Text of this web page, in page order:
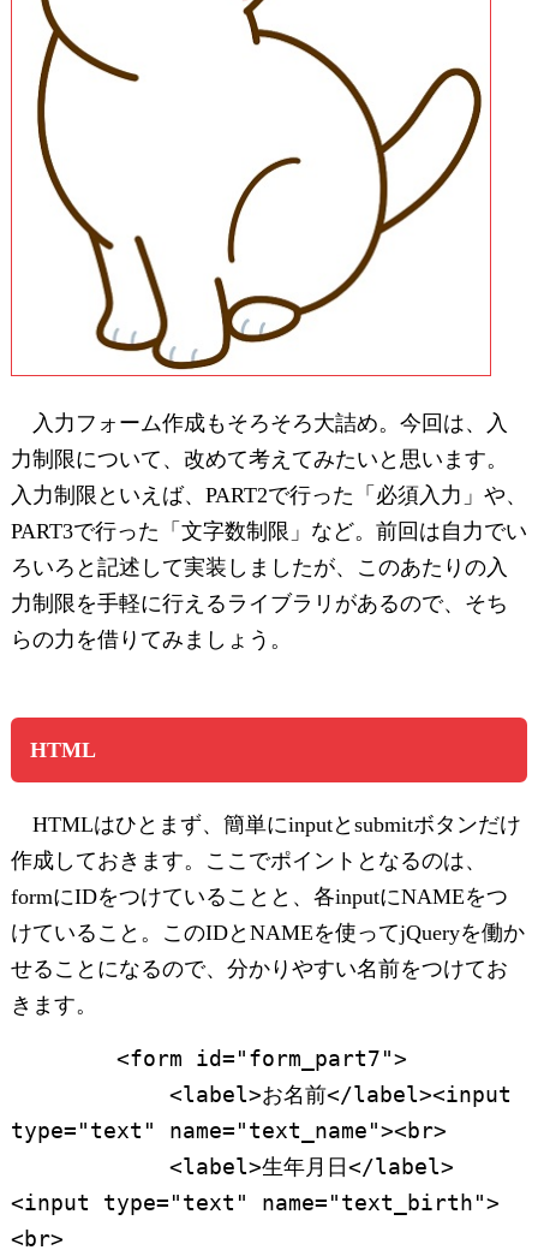
入力フォーム作成もそろそろ大詰め。今回は、入
力制限について、改めて考えてみたいと思います。
入力制限といえば、PART2で行った「必須入力」や、
PART3で行った「文字数制限」など。前回は自力でい
ろいろと記述して実装しましたが、このあたりの入
力制限を手軽に行えるライブラリがあるので、そち
らの力を借りてみましょう。
HTML
HTMLはひとまず、簡単にinputとsubmitボタンだけ
作成しておきます。ここでポイントとなるのは、
formにIDをつけていることと、各inputにNAMEをつ
けていること。このIDとNAMEを使ってjQueryを働か
せることになるので、分かりやすい名前をつけてお
きます。
type="text" name="text_name"><br>
<input type="text" name="text_birth">
<br>